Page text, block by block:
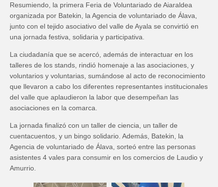
Resumiendo, la primera Feria de Voluntariado de Aiaraldea
organizada por Batekin, la Agencia de voluntariado de Álava,
junto con el tejido asociativo del valle de Ayala se convirtió en
una jornada festiva, solidaria y participativa.
La ciudadanía que se acercó, además de interactuar en los
talleres de los stands, rindió homenaje a las asociaciones, y
voluntarios y voluntarias, sumándose al acto de reconocimiento
que llevaron a cabo los diferentes representantes institucionales
del valle que aplaudieron la labor que desempeñan las
asociaciones en la comarca.
La jornada finalizó con un taller de ciencia, un taller de
cuentacuentos, y un bingo solidario. Además, Batekin, la
Agencia de voluntariado de Álava, sorteó entre las personas
asistentes 4 vales para consumir en los comercios de Laudio y
Amurrio.